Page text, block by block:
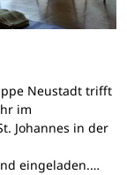
Neustadt trifft
im
Johannes in der
eingeladen.…